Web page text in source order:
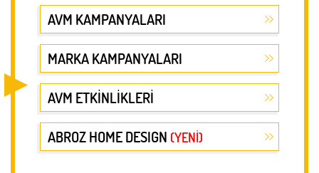
AVM KAMPANYALARI
MARKA KAMPANYALARI
AVM ETKİNLİKLERİ
ABROZ HOME DESIGN (YENİ)